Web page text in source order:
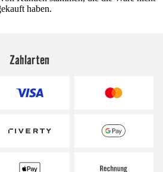
haben.
Zahlarten